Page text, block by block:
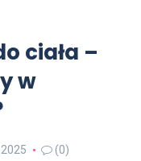
ciała –
w
(0)